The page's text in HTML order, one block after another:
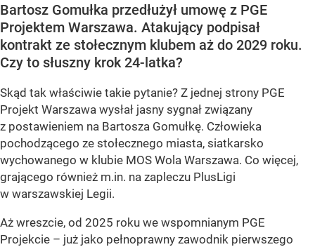
Bartosz Gomułka przedłużył umowę z PGE
Projektem Warszawa. Atakujący podpisał
kontrakt ze stołecznym klubem aż do 2029 roku.
Czy to słuszny krok 24-latka?
Skąd tak właściwie takie pytanie? Z jednej strony PGE
Projekt Warszawa wysłał jasny sygnał związany
z postawieniem na Bartosza Gomułkę. Człowieka
pochodzącego ze stołecznego miasta, siatkarsko
wychowanego w klubie MOS Wola Warszawa. Co więcej,
grającego również m.in. na zapleczu PlusLigi
w warszawskiej Legii.
Aż wreszcie, od 2025 roku we wspomnianym PGE
Projekcie – już jako pełnoprawny zawodnik pierwszego